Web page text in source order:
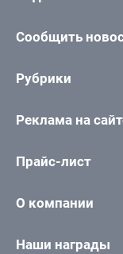
Сообщить
Рубрики
Реклама на
Прайс-лист
О компании
Наши награды